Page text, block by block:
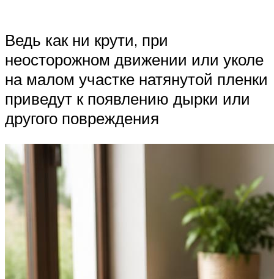
Ведь как ни крути, при
неосторожном движении или уколе
на малом участке натянутой пленки
приведут к появлению дырки или
другого повреждения